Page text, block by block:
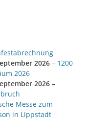
2026 – 1200
2026
2026 –
Messe zum
in Lippstadt